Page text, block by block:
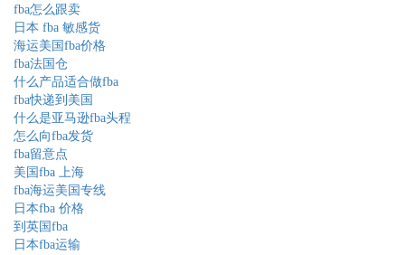
fba怎么跟卖
日本 fba 敏感货
海运美国fba价格
fba法国仓
什么产品适合做fba
fba快递到美国
什么是亚马逊fba头程
怎么向fba发货
fba留意点
美国fba 上海
fba海运美国专线
日本fba 价格
到英国fba
日本fba运输